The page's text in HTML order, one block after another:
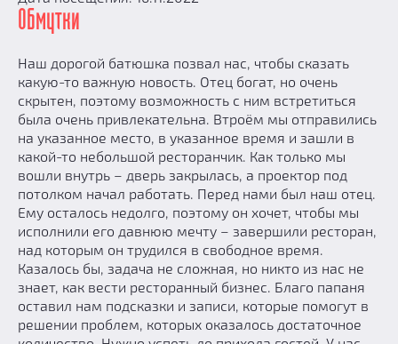
Обмутки
Наш дорогой батюшка позвал нас, чтобы сказать
какую-то важную новость. Отец богат, но очень
скрытен, поэтому возможность с ним встретиться
была очень привлекательна. Втроём мы отправились
на указанное место, в указанное время и зашли в
какой-то небольшой ресторанчик. Как только мы
вошли внутрь – дверь закрылась, а проектор под
потолком начал работать. Перед нами был наш отец.
Ему осталось недолго, поэтому он хочет, чтобы мы
исполнили его давнюю мечту – завершили ресторан,
над которым он трудился в свободное время.
Казалось бы, задача не сложная, но никто из нас не
знает, как вести ресторанный бизнес. Благо папаня
оставил нам подсказки и записи, которые помогут в
решении проблем, которых оказалось достаточное